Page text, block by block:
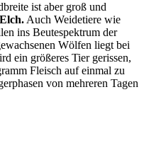
ist aber groß und
Auch Weidetiere wie
ins Beutespektrum der
Wölfen liegt bei
ein größeres Tier gerissen,
Fleisch auf einmal zu
von mehreren Tagen